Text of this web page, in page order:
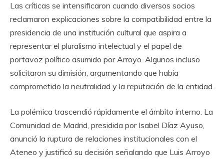
Las críticas se intensificaron cuando diversos socios
reclamaron explicaciones sobre la compatibilidad entre la
presidencia de una institución cultural que aspira a
representar el pluralismo intelectual y el papel de
portavoz político asumido por Arroyo. Algunos incluso
solicitaron su dimisión, argumentando que había
comprometido la neutralidad y la reputación de la entidad.
La polémica trascendió rápidamente el ámbito interno. La
Comunidad de Madrid, presidida por Isabel Díaz Ayuso,
anunció la ruptura de relaciones institucionales con el
Ateneo y justificó su decisión señalando que Luis Arroyo